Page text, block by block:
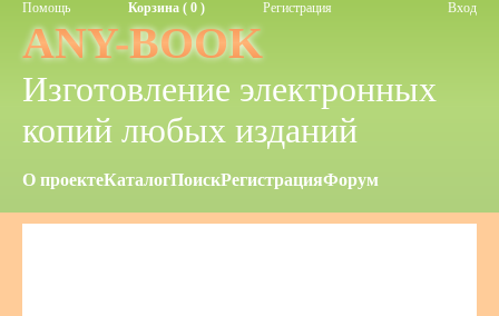
Помощь Корзина ( 0 ) Регистрация Вход
ANY-BOOK
Изготовление электронных
копий любых изданий
О проектеКаталогПоискРегистрацияФорум